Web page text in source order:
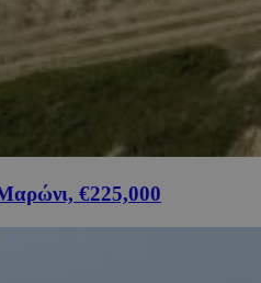
€225,000